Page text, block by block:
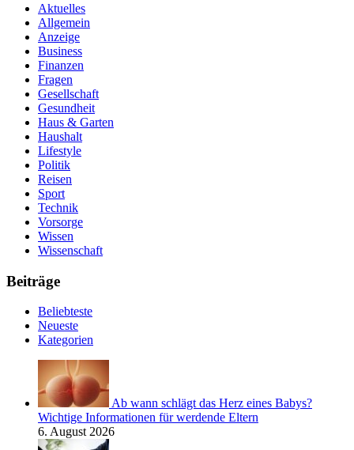
Aktuelles
Allgemein
Anzeige
Business
Finanzen
Fragen
Gesellschaft
Gesundheit
Haus & Garten
Haushalt
Lifestyle
Politik
Reisen
Sport
Technik
Vorsorge
Wissen
Wissenschaft
Beiträge
Beliebteste
Neueste
Kategorien
Ab wann schlägt das Herz eines Babys?
Wichtige Informationen für werdende Eltern
6. August 2026